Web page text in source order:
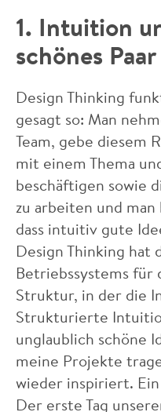
1. Intuition
schönes Paar
Design Thinking
gesagt so: Man
Team, gebe diesem
mit einem Thema
beschäftigen sowie
zu arbeiten und
dass intuitiv gute
Design Thinking hat
Betriebssystems für
Struktur, in der die
Strukturierte
unglaublich schöne
meine Projekte
wieder inspiriert.
Der erste Tag